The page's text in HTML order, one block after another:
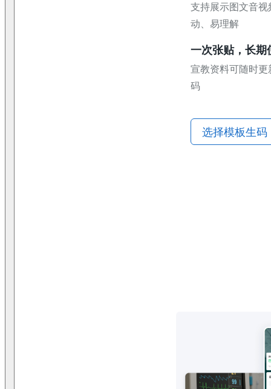
支持展示图文音
动、易理解
一次张贴，长期
宣教资料可随时
码
选择模板生码